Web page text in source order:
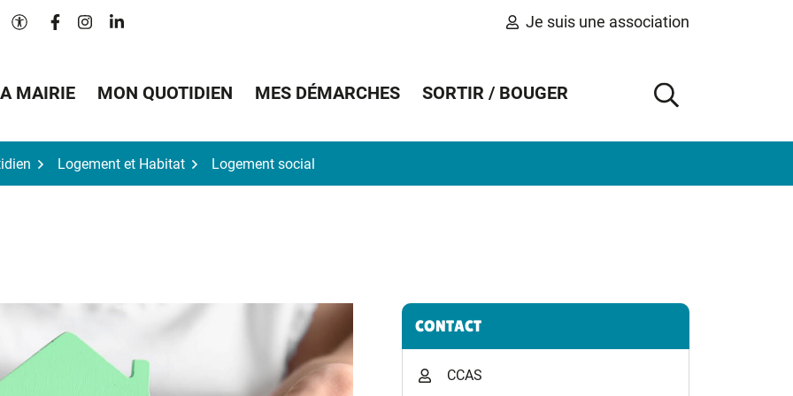
Paramètres d'accessibilité
Lien vers le compte Facebook
Lien vers le compte Instagram
Lien vers le compte Linkedin Je suis une association
MAIRIE MON QUOTIDIEN MES DÉMARCHES SORTIR / BOUGER
AFFICHER
Logement et Habitat Logement social
Informations complémentaires
CONTACT
CCAS